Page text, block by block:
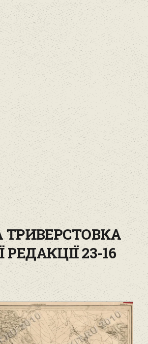
ТРИВЕРСТОВКА
РЕДАКЦІЇ 23-16